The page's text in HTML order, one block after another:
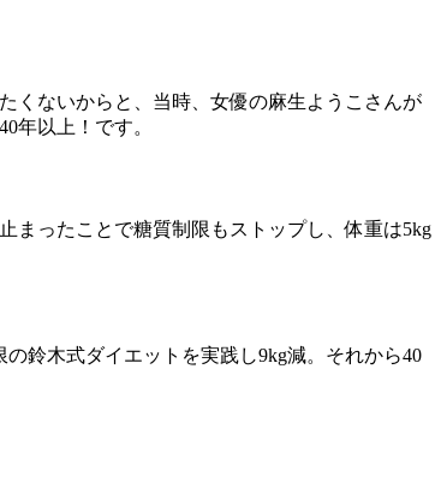
くないからと、当時、女優の麻生ようこさんが
年以上！です。
まったことで糖質制限もストップし、体重は5kg
鈴木式ダイエットを実践し9kg減。それから40